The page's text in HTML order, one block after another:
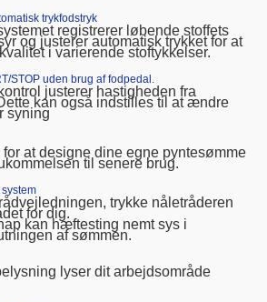
trykfodstryk
registrerer løbende stoffets
og justerer automatisk trykket for at
i varierende stoftykkelser.
STOP uden brug af fodpedal.
justerer hastigheden fra
kan også indstilles til at ændre
syning
at designe dine egne pyntesømme
til senere brug.
trykke nåletråderen
for dig.
kan hæftesting nemt sys i
af ​​sømmen.
lyser dit arbejdsområde